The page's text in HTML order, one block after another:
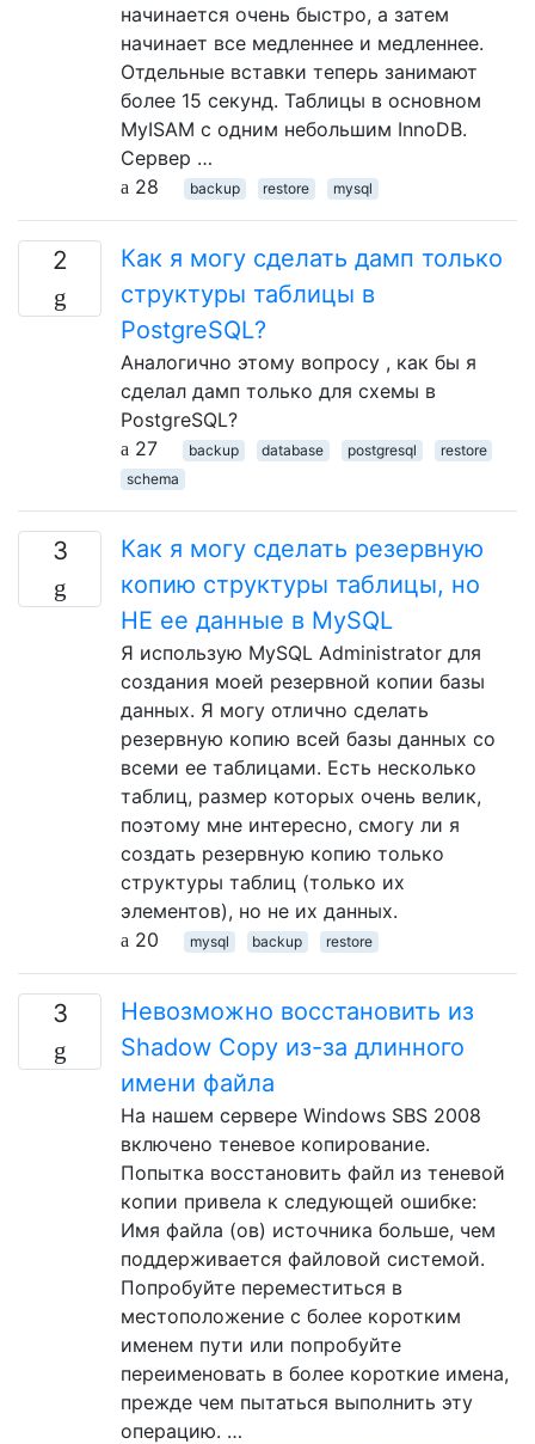
начинается очень быстро, а затем
начинает все медленнее и медленнее.
Отдельные вставки теперь занимают
более 15 секунд. Таблицы в основном
MyISAM с одним небольшим InnoDB.
Сервер …
28
backup restore mysql
2
Как я могу сделать дамп только
структуры таблицы в
PostgreSQL?
Аналогично этому вопросу , как бы я
сделал дамп только для схемы в
PostgreSQL?
27
backup database postgresql
restore
schema
3
Как я могу сделать резервную
копию структуры таблицы, но
НЕ ее данные в MySQL
Я использую MySQL Administrator для
создания моей резервной копии базы
данных. Я могу отлично сделать
резервную копию всей базы данных со
всеми ее таблицами. Есть несколько
таблиц, размер которых очень велик,
поэтому мне интересно, смогу ли я
создать резервную копию только
структуры таблиц (только их
элементов), но не их данных.
20
mysql backup restore
3
Невозможно восстановить из
Shadow Copy из-за длинного
имени файла
На нашем сервере Windows SBS 2008
включено теневое копирование.
Попытка восстановить файл из теневой
копии привела к следующей ошибке:
Имя файла (ов) источника больше, чем
поддерживается файловой системой.
Попробуйте переместиться в
местоположение с более коротким
именем пути или попробуйте
переименовать в более короткие имена,
прежде чем пытаться выполнить эту
операцию. …